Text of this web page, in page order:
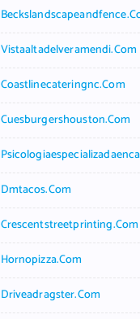
Vistaaltadelveramendi.com
Coastlinecateringnc.com
Cuesburgershouston.com
Dmtacos.com
Crescentstreetprinting.com
Hornopizza.com
Driveadragster.com